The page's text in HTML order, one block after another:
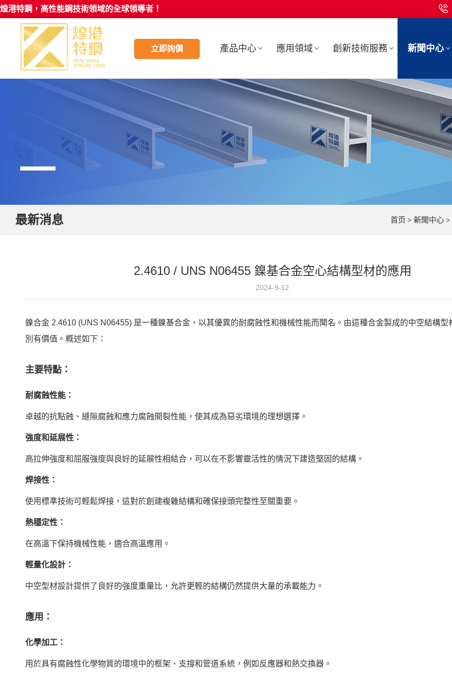
煌港特鋼，高性能鋼技術領域的全球領導者！
立即詢價 產品中心 應用領域 創新技術服務 新聞中心
最新消息 首页 > 新聞中心 >
2.4610 / UNS N06455 鎳基合金空心結構型材的應用
2024-9-12
鎳合金 2.4610 (UNS N06455) 是一種鎳基合金，以其優異的耐腐蝕性和機械性能而聞名。由這種合金製成的中空結構型
別有價值。概述如下：
主要特點：
耐腐蝕性能：
卓越的抗點蝕、縫隙腐蝕和應力腐蝕開裂性能，使其成為惡劣環境的理想選擇。
強度和延展性：
高拉伸強度和屈服強度與良好的延展性相結合，可以在不影響靈活性的情況下建造堅固的結構。
焊接性：
使用標準技術可輕鬆焊接，這對於創建複雜結構和確保接頭完整性至關重要。
熱穩定性：
在高溫下保持機械性能，適合高溫應用。
輕量化設計：
中空型材設計提供了良好的強度重量比，允許更輕的結構仍然提供大量的承載能力。
應用：
化學加工：
用於具有腐蝕性化學物質的環境中的框架、支撐和管道系統，例如反應器和熱交換器。